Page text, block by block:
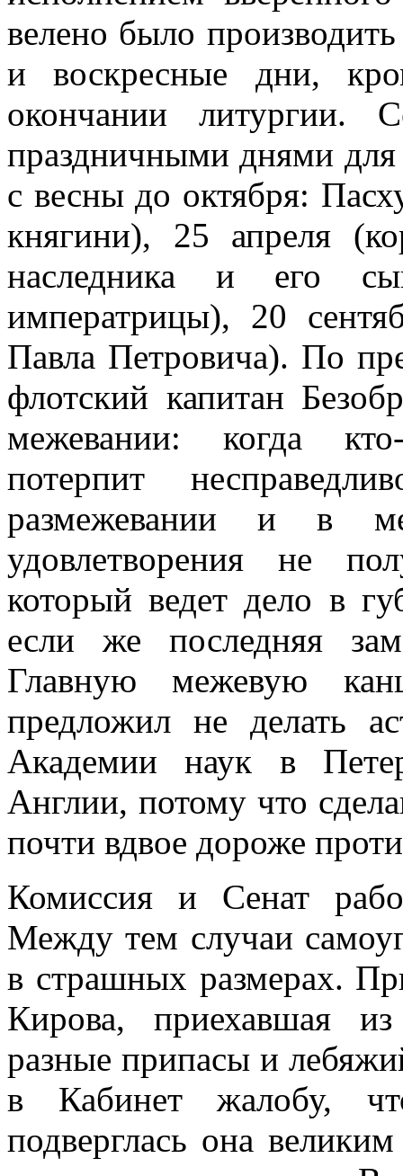
велено было
и воскресные дни,
окончании литургии.
праздничными днями
с весны до октября:
княгини), 25 апреля
наследника и его
императрицы), 20
Павла Петровича). По
флотский капитан
межевании: когда
потерпит
размежевании и в
удовлетворения не
который ведет дело в
если же последняя
Главную межевую
предложил не делать
Академии наук в
Англии, потому что
почти вдвое дороже
Комиссия и Сенат
Между тем случаи
в страшных размерах.
Кирова, приехавшая
разные припасы и
в Кабинет жалобу,
подверглась она